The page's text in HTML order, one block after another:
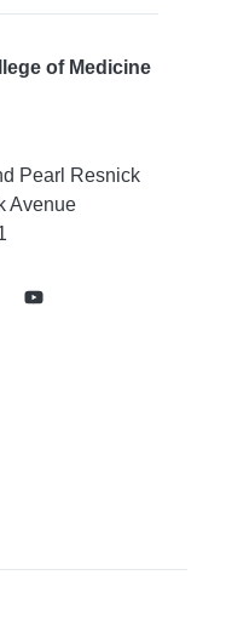
of Medicine
Pearl Resnick
Avenue